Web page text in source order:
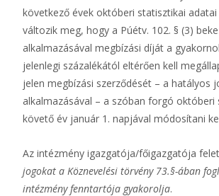
következő évek októberi statisztikai
változik meg, hogy a Púétv. 102. § (3)
alkalmazásával megbízási díját a
jelenlegi százalékától eltérően kell
jelen megbízási szerződését – a hatályos
alkalmazásával – a szóban forgó októberi
követő év január 1. napjával módosítani
Az intézmény igazgatója/főigazgatója
jogokat a Köznevelési törvény 73.§-ában
intézmény fenntartója gyakorolja.